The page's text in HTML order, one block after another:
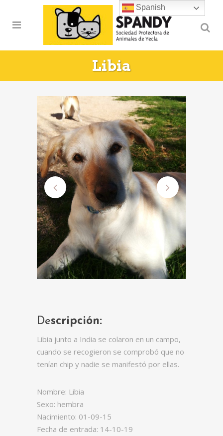
Libia
Descripción:
Libia junto a India se colaron en un campo,
cuando se recogieron se comprobó que no
tenían chip y nadie se manifestó por ellas.
Nombre: Libia
Sexo: hembra
Nacimiento: 01-09-15
Fecha de entrada: 14-10-19
Spanish